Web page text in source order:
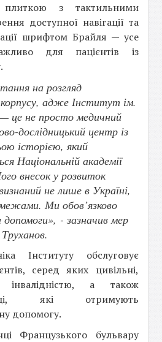
плиткою з тактильними
доступної навігації та
шрифтом Брайля — усе
для пацієнтів із
на розгляд
адже Інститут ім.
це не просто медичний
дослідницький центр із
історією, який
Національній академії
внесок у розвиток
не лише в Україні,
межами. Ми обов’язково
- зазначив мер
Інституту обслуговує
серед яких цивільні,
а також
які отримують
допомогу.
Французького бульвару